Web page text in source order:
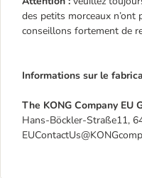
des petits morceaux
conseillons fortement de
Informations sur le
The KONG Company EU
Hans-Böckler-Straße11,